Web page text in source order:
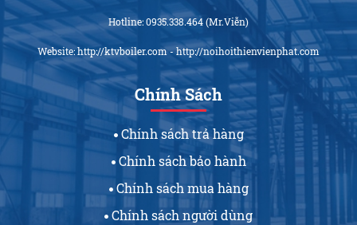
Hotline: 0935.338.464 (Mr.Viễn)
Website: http://ktvboiler.com - http://noihoithienvienphat.com
Chính Sách
Chính sách trả hàng
Chính sách bảo hành
Chính sách mua hàng
Chính sách người dùng